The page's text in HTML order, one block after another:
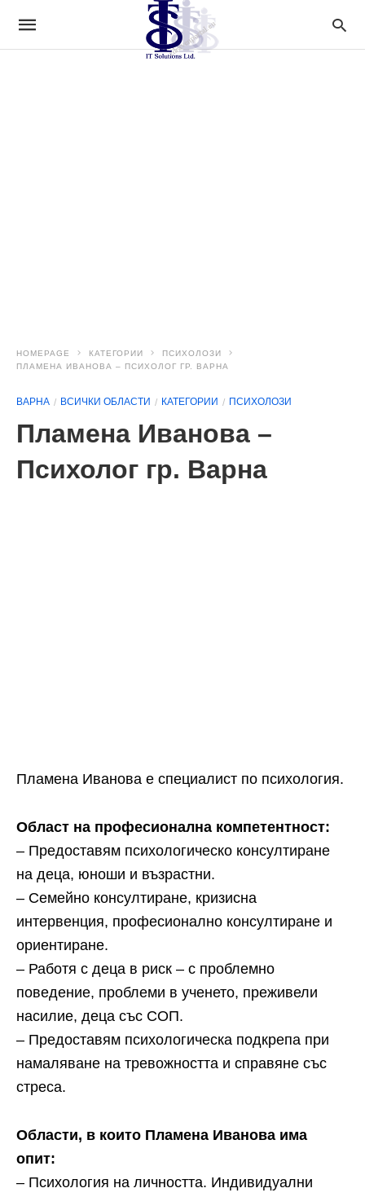
HOMEPAGE КАТЕГОРИИ
ПСИХОЛОЗИ
ПЛАМЕНА ИВАНОВА – ПСИХОЛОГ ГР. ВАРНА
ВАРНА ВСИЧКИ ОБЛАСТИ КАТЕГОРИИ ПСИХОЛОЗИ
Пламена Иванова –
Психолог гр. Варна
Пламена Иванова е специалист по психология.
Област на професионална компетентност:
– Предоставям психологическо консултиране
на деца, юноши и възрастни.
– Семейно консултиране, кризисна
интервенция, професионално консултиране и
ориентиране.
– Работя с деца в риск – с проблемно
поведение, проблеми в ученето, преживели
насилие, деца със СОП.
– Предоставям психологическа подкрепа при
намаляване на тревожността и справяне със
стреса.
Области, в които Пламена Иванова има
опит:
– Психология на личността. Индивидуални